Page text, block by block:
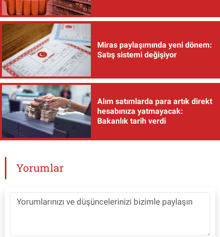
Miras paylaşımında yeni dönem:
Satış sistemi değişiyor
Alım satımlarda para artık direkt
hesabınıza yatmayacak:
Bakanlık tarih verdi
Yorumlar